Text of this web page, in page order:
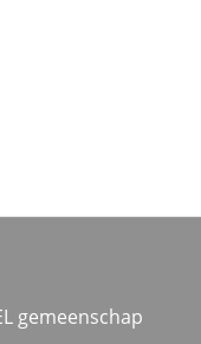
gemeenschap